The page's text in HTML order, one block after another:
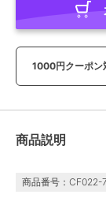
1000円クーポン
商品説明
商品番号：CF022-